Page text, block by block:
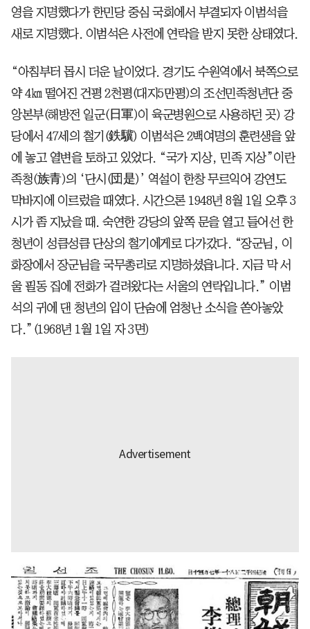
영을 지명했다가 한민당 중심 국회에서 부결되자 이범석을
새로 지명했다. 이범석은 사전에 연락을 받지 못한 상태였다.
“아침부터 몹시 더운 날이었다. 경기도 수원역에서 북쪽으로
약 4㎞ 떨어진 건평 2천평(대지5만평)의 조선민족청년단 중
앙본부(해방전 일군(日軍)이 육군병원으로 사용하던 곳) 강
당에서 47세의 철기(鉄驥) 이범석은 2백여명의 훈련생을 앞
에 놓고 열변을 토하고 있었다. “국가 지상, 민족 지상”이란
족청(族青)의 ‘단시(団是)’ 역설이 한창 무르익어 강연도
막바지에 이르렀을 때였다. 시간으론 1948년 8월 1일 오후 3
시가 좀 지났을 때. 숙연한 강당의 앞쪽 문을 열고 들어선 한
청년이 성큼성큼 단상의 철기에게로 다가갔다. “장군님, 이
화장에서 장군님을 국무총리로 지명하셨읍니다. 지금 막 서
울 필동 집에 전화가 걸려왔다는 서울의 연락입니다.” 이범
석의 귀에 댄 청년의 입이 단숨에 엄청난 소식을 쏟아놓았
다.”(1968년 1월 1일 자 3면)